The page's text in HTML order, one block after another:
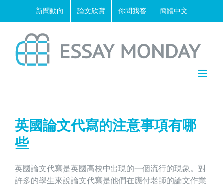
新聞動向 論文欣賞 你問我答 簡體中文
英國論文代寫的注意事項有哪
些
英國論文代寫是英國高校中出現的一個流行的現象。對
許多的學生來說論文代寫是他們在應付老師的論文作業